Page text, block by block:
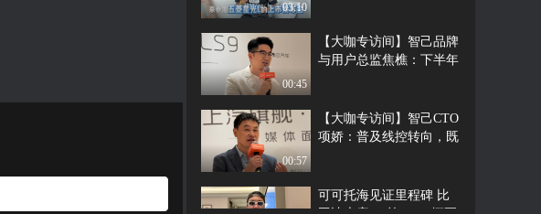
03:10
00:45
【大咖专访间】智己品牌
与用户总监焦樵：下半年
00:57
【大咖专访间】智己CTO
项娇：普及线控转向，既
可可托海见证里程碑 比